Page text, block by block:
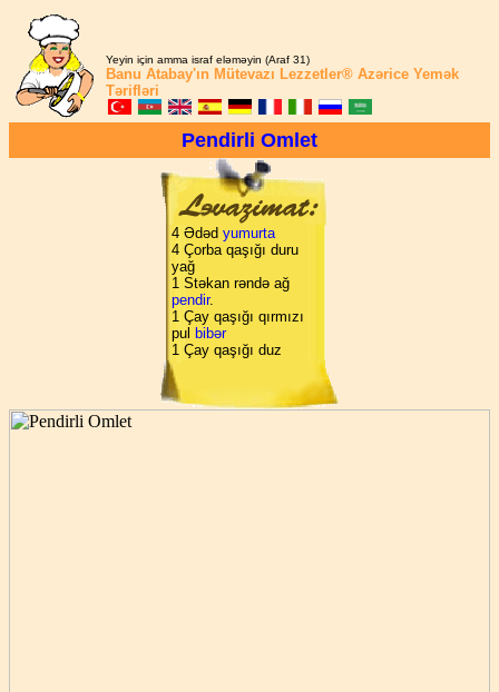
Yeyin için amma israf eləməyin (Araf 31)
Banu Atabay'ın Mütevazı Lezzetler® Azərice Yemək
Tərifləri
Pendirli Omlet
4 Ədəd yumurta
4 Çorba qaşığı duru
yağ
1 Stəkan rəndə ağ
pendir.
1 Çay qaşığı qırmızı
pul bibər
1 Çay qaşığı duz